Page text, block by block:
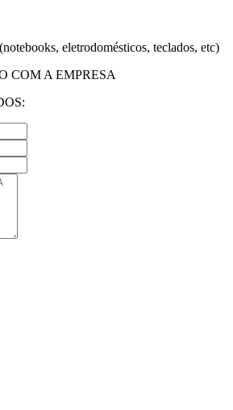
eletrodomésticos, teclados, etc)
COM A EMPRESA